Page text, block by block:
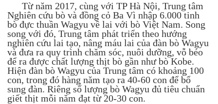
Từ năm 2017, cùng với TP Hà Nội, Trung tâm
Nghiên cứu bò và đồng cỏ Ba Vì nhập 6.000 tinh
bò đực thuần Wagyu về lai với bò Việt Nam. Song
song với đó, Trung tâm phát triển theo hướng
nghiên cứu lai tạo, nâng máu lai của đàn bò Wagyu
và đưa ra quy trình chăm sóc, nuôi dưỡng, vỗ béo
để ra được chất lượng thịt bò gần như bò Kobe.
Hiện đàn bò Wagyu của Trung tâm có khoảng 100
con, trong đó hàng năm tạo ra 40-60 con để bổ
sung đàn. Riêng số lượng bò Wagyu đủ tiêu chuẩn
giết thịt mỗi năm đạt từ 20-30 con.